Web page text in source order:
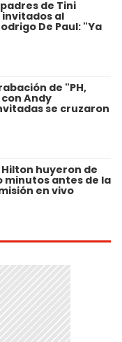
de Tini
invitados al
De Paul: "Ya
de "PH,
Andy
se cruzaron
Hilton huyeron de
minutos antes de la
en vivo